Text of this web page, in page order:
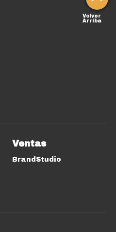
Volver
Arriba
Ventas
BrandStudio